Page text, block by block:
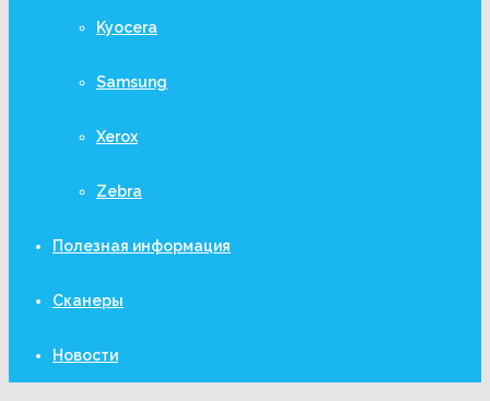
Kyocera
Samsung
Xerox
Zebra
Полезная информация
Сканеры
Новости